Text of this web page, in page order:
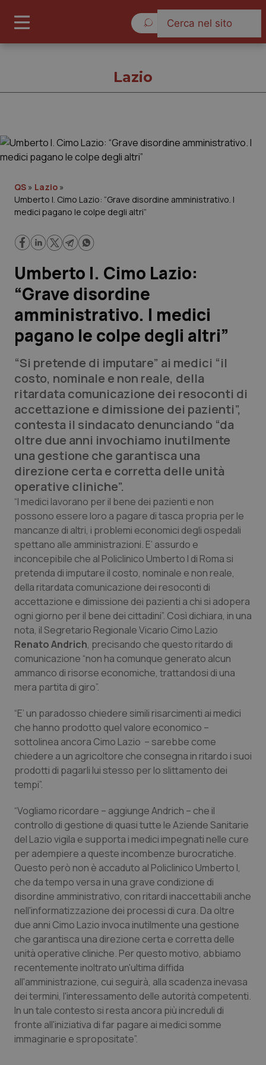
Governo e Parlamento
Regioni e Asl
Lavoro e Professioni
Scienza e Farmaci
Studi e Analisi
Lettere al direttore
Edizioni Regionali
QS Pro
Professionisti Sanitari.AI
Abruzzo
Basilicata
Calabria
Campania
Emilia-Romagna
Friuli Venezia Giulia
Lazio
Liguria
Lombardia
Marche
Molise
Piemonte
Provincia Autonoma di Bolzano
Provincia Autonoma di Trento
Puglia
Sardegna
Sicilia
Toscana
Umbria
QS Pro Gold
Artrite & artrosi
Asma & BPCO
Car-T
Colesterolo & coronaropatie
Dermatite Atopica
Diabete & glucometri
Disturbi dell’umore
Dolore
Donna & Salute
Epatiti
HIV
Infezioni & Febbre
Ipertensione & Scompenso
Malattie rare
Malattia di Crohn & Rettocolite Ulcerosa
Neuroscienze & patologie neurodegenerative
Obesità
Oftalmologia
QS Club Newsletter
Lazio
QS » Lazio »
Umberto I. Cimo Lazio: “Grave disordine amministrativo. I
medici pagano le colpe degli altri”
Umberto I. Cimo Lazio:
“Grave disordine
amministrativo. I medici
pagano le colpe degli altri”
“Si pretende di imputare” ai medici “il
costo, nominale e non reale, della
ritardata comunicazione dei resoconti di
accettazione e dimissione dei pazienti”,
contesta il sindacato denunciando “da
oltre due anni invochiamo inutilmente
una gestione che garantisca una
direzione certa e corretta delle unità
operative cliniche”.
“I medici lavorano per il bene dei pazienti e non
possono essere loro a pagare di tasca propria per le
mancanze di altri, i problemi economici degli ospedali
spettano alle amministrazioni. E’ assurdo e
inconcepibile che al Policlinico Umberto I di Roma si
pretenda di imputare il costo, nominale e non reale,
della ritardata comunicazione dei resoconti di
accettazione e dimissione dei pazienti a chi si adopera
ogni giorno per il bene dei cittadini”. Così dichiara, in una
nota, il Segretario Regionale Vicario Cimo Lazio
Renato Andrich, precisando che questo ritardo di
comunicazione “non ha comunque generato alcun
ammanco di risorse economiche, trattandosi di una
mera partita di giro”.
“E’ un paradosso chiedere simili risarcimenti ai medici
che hanno prodotto quel valore economico –
sottolinea ancora Cimo Lazio – sarebbe come
chiedere a un agricoltore che consegna in ritardo i suoi
prodotti di pagarli lui stesso per lo slittamento dei
tempi”.
“Vogliamo ricordare – aggiunge Andrich – che il
controllo di gestione di quasi tutte le Aziende Sanitarie
del Lazio vigila e supporta i medici impegnati nelle cure
per adempiere a queste incombenze burocratiche.
Questo però non è accaduto al Policlinico Umberto I,
che da tempo versa in una grave condizione di
disordine amministrativo, con ritardi inaccettabili anche
nell'informatizzazione dei processi di cura. Da oltre
due anni Cimo Lazio invoca inutilmente una gestione
che garantisca una direzione certa e corretta delle
unità operative cliniche. Per questo motivo, abbiamo
recentemente inoltrato un'ultima diffida
all'amministrazione, cui seguirà, alla scadenza inevasa
dei termini, l'interessamento delle autorità competenti.
In un tale contesto si resta ancora più increduli di
fronte all'iniziativa di far pagare ai medici somme
immaginarie e spropositate”.